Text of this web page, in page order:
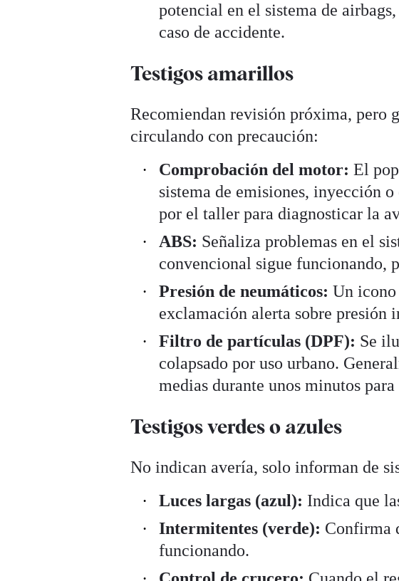
potencial en el sistema de
caso de accidente.
Testigos amarillos
Recomiendan revisión próxima, pero
circulando con precaución:
Comprobación del motor: El
sistema de emisiones, inyección
por el taller para diagnosticar la
ABS: Señaliza problemas en el
convencional sigue funcionando,
Presión de neumáticos: Un icono
exclamación alerta sobre presión
Filtro de partículas (DPF): Se
colapsado por uso urbano.
medias durante unos minutos
Testigos verdes o azules
No indican avería, solo informan de
Luces largas (azul): Indica que
Intermitentes (verde): Confirma
funcionando.